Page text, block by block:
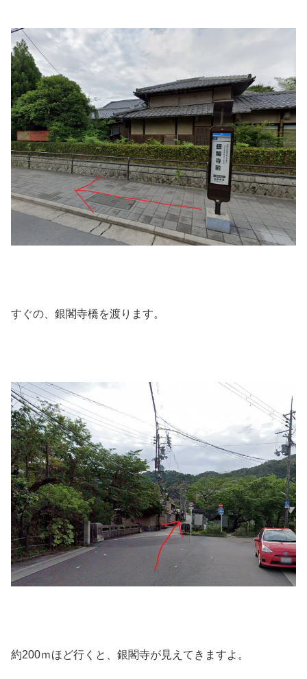
すぐの、銀閣寺橋を渡ります。
約200ｍほど行くと、銀閣寺が見えてきますよ。